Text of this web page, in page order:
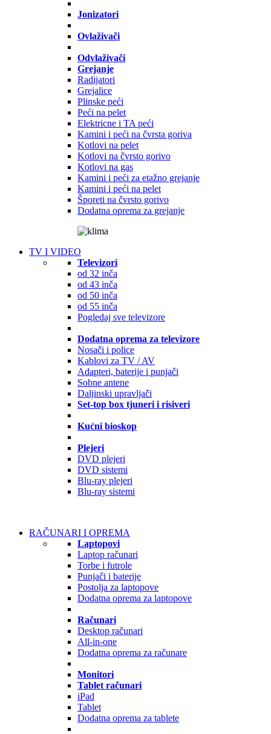
Jonizatori
Ovlaživači
Odvlaživači
Grejanje
Radijatori
Grejalice
Plinske peći
Peći na pelet
Elektricne i TA peći
Kamini i peći na čvrsta goriva
Kotlovi na pelet
Kotlovi na čvrsto gorivo
Kotlovi na gas
Kamini i peći za etažno grejanje
Kamini i peći na pelet
Šporeti na čvrsto gorivo
Dodatna oprema za grejanje
TV I VIDEO
Televizori
od 32 inča
od 43 inča
od 50 inča
od 55 inča
Pogledaj sve televizore
Dodatna oprema za televizore
Nosači i police
Kablovi za TV / AV
Adapteri, baterije i punjači
Sobne antene
Daljinski upravljači
Set-top box tjuneri i risiveri
Kućni bioskop
Plejeri
DVD plejeri
DVD sistemi
Blu-ray plejeri
Blu-ray sistemi
RAČUNARI I OPREMA
Laptopovi
Laptop računari
Torbe i futrole
Punjači i baterije
Postolja za laptopove
Dodatna oprema za laptopove
Računari
Desktop računari
All-in-one
Dodatna oprema za računare
Monitori
Tablet računari
iPad
Tablet
Dodatna oprema za tablete